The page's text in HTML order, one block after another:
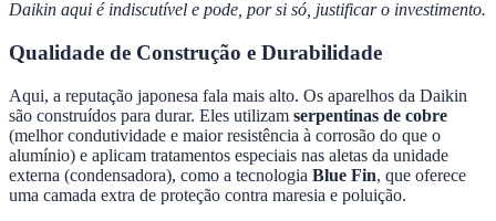
Daikin aqui é indiscutível e pode, por si só, justificar o investimento.
Qualidade de Construção e Durabilidade
Aqui, a reputação japonesa fala mais alto. Os aparelhos da Daikin
são construídos para durar. Eles utilizam serpentinas de cobre
(melhor condutividade e maior resistência à corrosão do que o
alumínio) e aplicam tratamentos especiais nas aletas da unidade
externa (condensadora), como a tecnologia Blue Fin, que oferece
uma camada extra de proteção contra maresia e poluição.